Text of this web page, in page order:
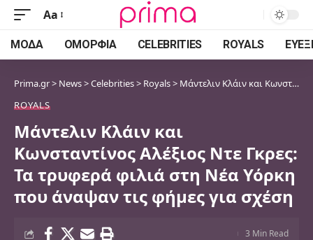
Font
Resizer
Aa
ΜΌΔΑ ΟΜΟΡΦΙΆ CELEBRITIES ROYALS
Prima.gr> News>Celebrities> Royals> Μάντελιν Κλάιν και Κωνσταντίνος Αλέξιος Ντε Γκρες: Τα τρυφερά φιλιά στη Νέα Υόρκη που άναψαν τις φήμες για σχέση
ROYALS
Μάντελιν Κλάιν και
Κωνσταντίνος Αλέξιος Ντε Γκρες:
Τα τρυφερά φιλιά στη Νέα Υόρκη
που άναψαν τις φήμες για σχέση
3 Min Read